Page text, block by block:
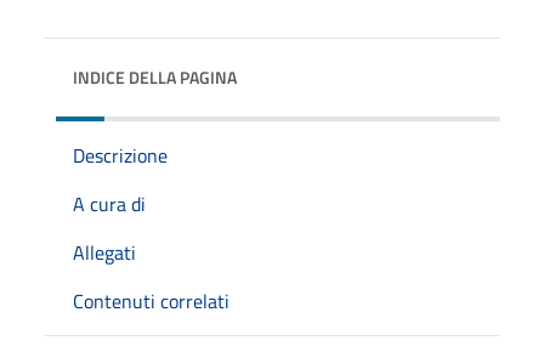
INDICE DELLA PAGINA
Descrizione
A cura di
Allegati
Contenuti correlati